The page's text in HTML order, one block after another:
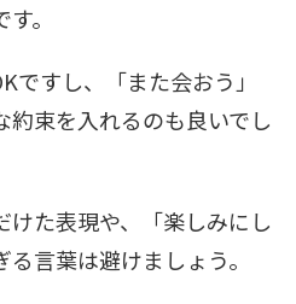
。
ですし、「また会おう」
約束を入れるのも良いでし
けた表現や、「楽しみにし
言葉は避けましょう。